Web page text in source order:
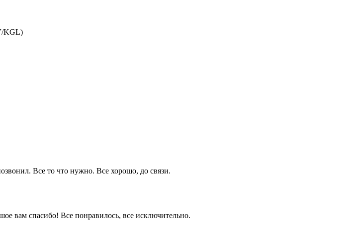
KGL)
Все то что нужно. Все хорошо, до связи.
вам спасибо! Все понравилось, все исключительно.